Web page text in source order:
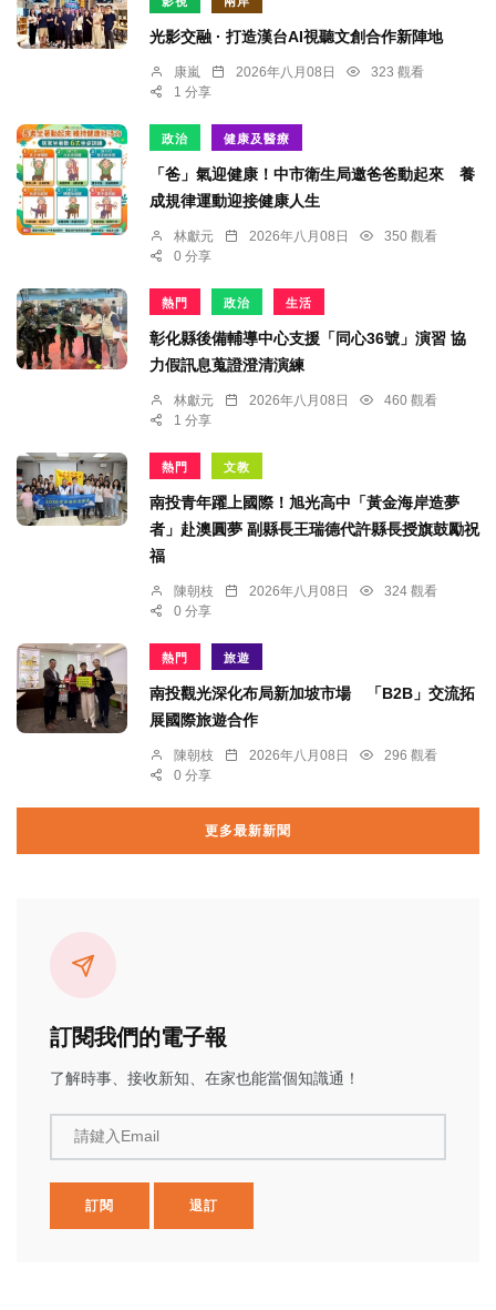
光影交融 · 打造漢台AI視聽文創合作新陣地
康嵐 2026年八月08日
323 觀看
1 分享
政治 健康及醫療
「爸」氣迎健康！中市衛生局邀爸爸動起來 養
成規律運動迎接健康人生
林獻元 2026年八月08日
350 觀看
0 分享
熱門 政治 生活
彰化縣後備輔導中心支援「同心36號」演習 協
力假訊息蒐證澄清演練
林獻元 2026年八月08日
460 觀看
1 分享
熱門 文教
南投青年躍上國際！旭光高中「黃金海岸造夢
者」赴澳圓夢 副縣長王瑞德代許縣長授旗鼓勵祝
福
陳朝枝 2026年八月08日
324 觀看
0 分享
熱門 旅遊
南投觀光深化布局新加坡市場 「B2B」交流拓
展國際旅遊合作
陳朝枝 2026年八月08日
296 觀看
0 分享
更多最新新聞
訂閱我們的電子報
了解時事、接收新知、在家也能當個知識通！
請鍵入Email
訂閱 退訂